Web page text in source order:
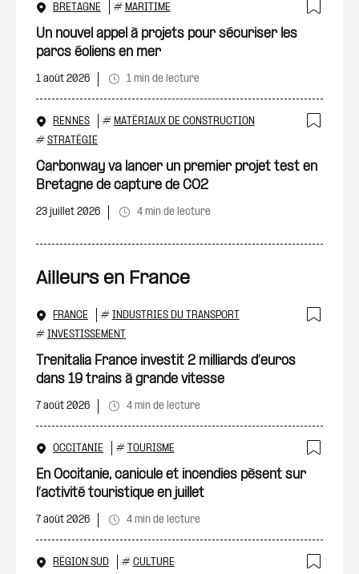
BRETAGNE # MARITIME
Un nouvel appel à projets pour sécuriser les
parcs éoliens en mer
1 août 2026 1 min de lecture
RENNES # MATÉRIAUX DE CONSTRUCTION
# STRATÉGIE
Carbonway va lancer un premier projet test en
Bretagne de capture de CO2
23 juillet 2026 4 min de lecture
Ailleurs en France
FRANCE # INDUSTRIES DU TRANSPORT
# INVESTISSEMENT
Trenitalia France investit 2 milliards d’euros
dans 19 trains à grande vitesse
7 août 2026 4 min de lecture
OCCITANIE # TOURISME
En Occitanie, canicule et incendies pèsent sur
l’activité touristique en juillet
7 août 2026 4 min de lecture
RÉGION SUD # CULTURE